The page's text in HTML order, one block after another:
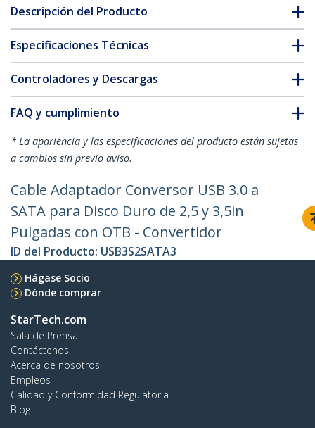
Descripción del Producto
Especificaciones Técnicas
Controladores y Descargas
FAQ y cumplimiento
* La apariencia y las especificaciones del producto están sujetas
a cambios sin previo aviso.
Cable Adaptador Conversor USB 3.0 a
SATA para Disco Duro de 2,5 y 3,5in
Pulgadas con OTB - Convertidor
ID del Producto: USB3S2SATA3
Hágase Socio
Dónde comprar
StarTech.com
Sala de Prensa
Contáctenos
Acerca de nosotros
Empleos
Calidad y Conformidad Regulatoria
Blog